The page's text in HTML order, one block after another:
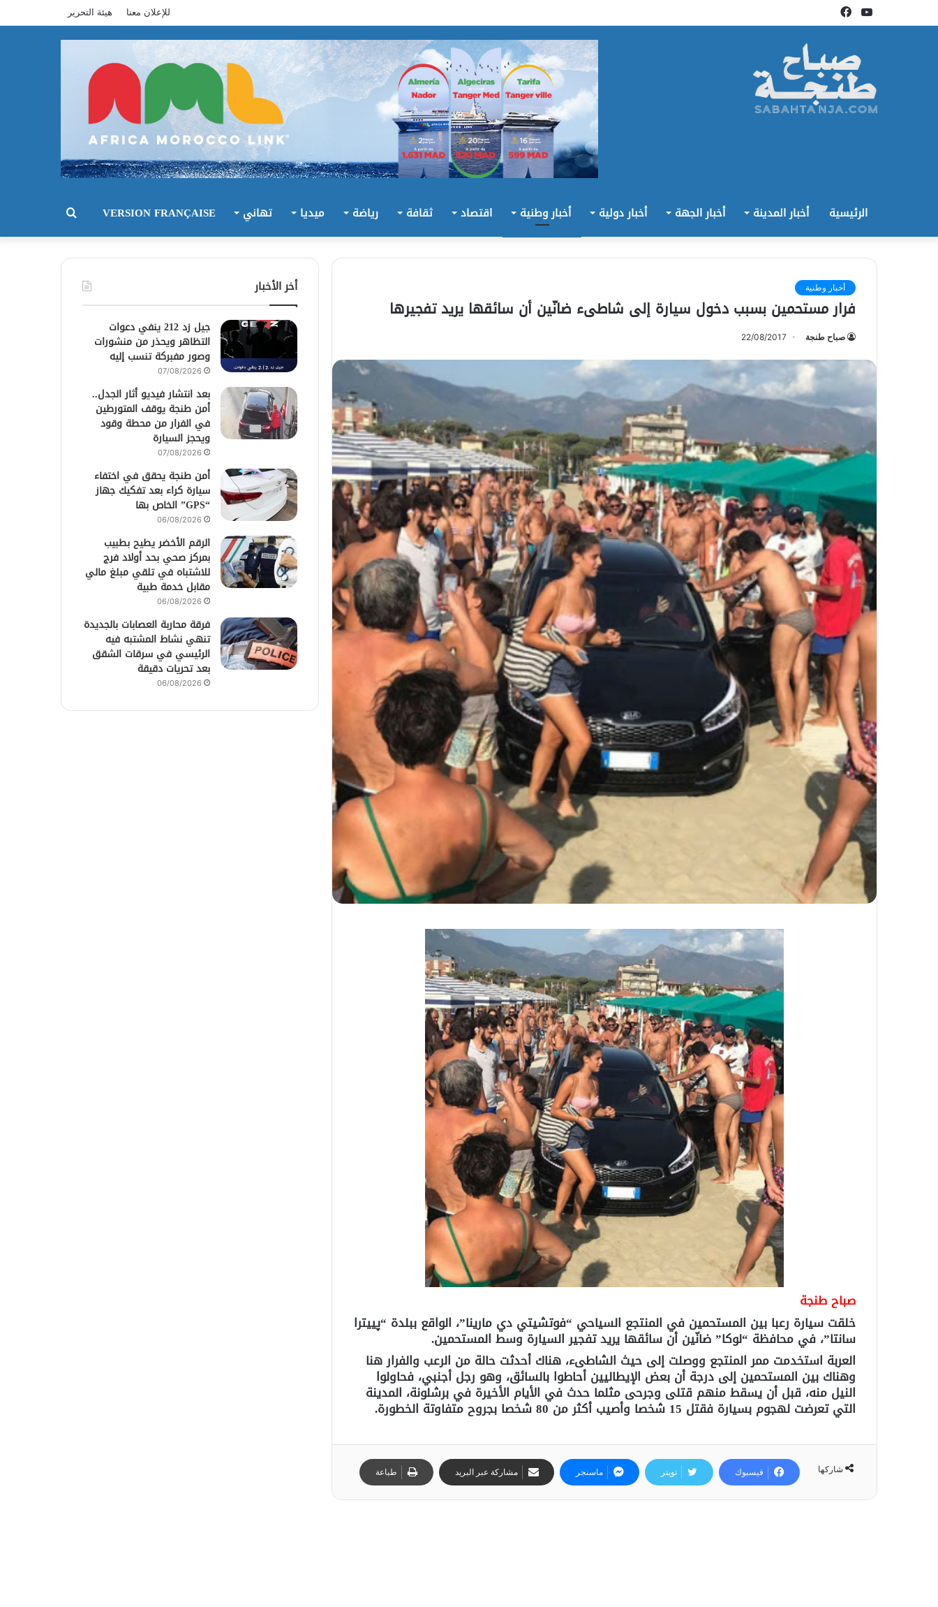
فيسبوكيوتيوب للإعلان معنا هيئة التحرير
الرئيسية أخبار المدينة أخبار الجهة أخبار دولية أخبار وطنية اقتصاد ثقافة رياضة ميديا تهاني VERSION FRANÇAISE بحث
أخبار وطنية
فرار مستحمين بسبب دخول سيارة إلى شاطىء ضانّين أن سائقها يريد تفجيرها
صباح طنجة 22/08/2017
صباح طنجة
خلقت سيارة رعبا بين المستحمين في المنتجع السياحي “فوتشيتي دي مارينا”، الواقع ببلدة “پييترا
سانتا”، في محافظة “لوكا” ضانّين أن سائقها يريد تفجير السيارة وسط المستحمين.
العربة استخدمت ممر المنتجع ووصلت إلى حيث الشاطىء، هناك أحدثت حالة من الرعب والفرار هنا
وهناك بين المستحمين إلى درجة أن بعض الإيطاليين أحاطوا بالسائق، وهو رجل أجنبي، فحاولوا
النيل منه، قبل أن يسقط منهم قتلى وجرحى مثلما حدث في الأيام الأخيرة في برشلونة، المدينة
التي تعرضت لهجوم بسيارة فقتل 15 شخصا وأصيب أكثر من 80 شخصا بجروح متفاوتة الخطورة.
شاركها فيسبوك تويتر ماسنجر مشاركة عبر البريد طباعة
أخر الأخبار
جيل زد 212 ينفي دعوات
التظاهر ويحذر من منشورات
وصور مفبركة تنسب إليه
07/08/2026
بعد انتشار فيديو أثار الجدل..
أمن طنجة يوقف المتورطين
في الفرار من محطة وقود
ويحجز السيارة
07/08/2026
أمن طنجة يحقق في اختفاء
سيارة كراء بعد تفكيك جهاز
“GPS” الخاص بها
06/08/2026
الرقم الأخضر يطيح بطبيب
بمركز صحي بحد أولاد فرج
للاشتباه في تلقي مبلغ مالي
مقابل خدمة طبية
06/08/2026
فرقة محاربة العصابات بالجديدة
تنهي نشاط المشتبه فيه
الرئيسي في سرقات الشقق
بعد تحريات دقيقة
06/08/2026